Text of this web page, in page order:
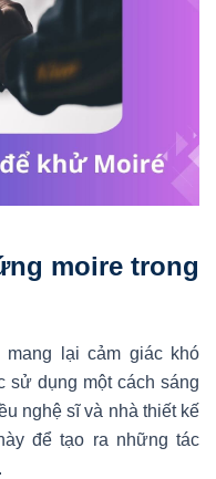
moire trong
lại cảm giác khó
sử dụng một cách sáng
nghệ sĩ và nhà thiết kế
để tạo ra những tác